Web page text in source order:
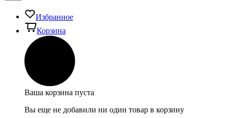
Избранное
Корзина
Ваша корзина пуста
Вы еще не добавили ни один товар в корзину